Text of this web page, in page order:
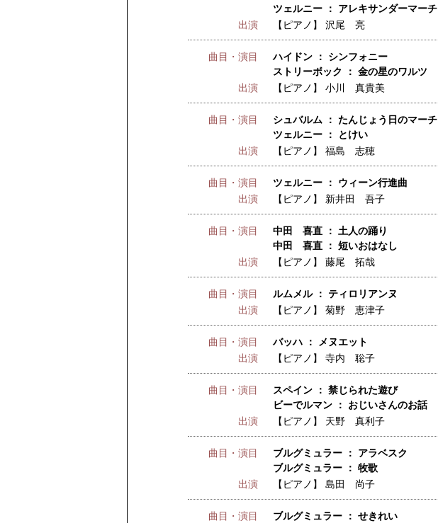
ツェルニー ： アレキサンダーマーチ
出演
【ピアノ】 沢尾 亮
曲目・演目
ハイドン ： シンフォニー
ストリーボック ： 金の星のワルツ
出演
【ピアノ】 小川 真貴美
曲目・演目
シュバルム ： たんじょう日のマーチ
ツェルニー ： とけい
出演
【ピアノ】 福島 志穂
曲目・演目
ツェルニー ： ウィーン行進曲
出演
【ピアノ】 新井田 吾子
曲目・演目
中田 喜直 ： 土人の踊り
中田 喜直 ： 短いおはなし
出演
【ピアノ】 藤尾 拓哉
曲目・演目
ルムメル ： ティロリアンヌ
出演
【ピアノ】 菊野 恵津子
曲目・演目
バッハ ： メヌエット
出演
【ピアノ】 寺内 聡子
曲目・演目
スペイン ： 禁じられた遊び
ビーでルマン ： おじいさんのお話
出演
【ピアノ】 天野 真利子
曲目・演目
ブルグミュラー ： アラベスク
ブルグミュラー ： 牧歌
出演
【ピアノ】 島田 尚子
曲目・演目
ブルグミュラー ： せきれい